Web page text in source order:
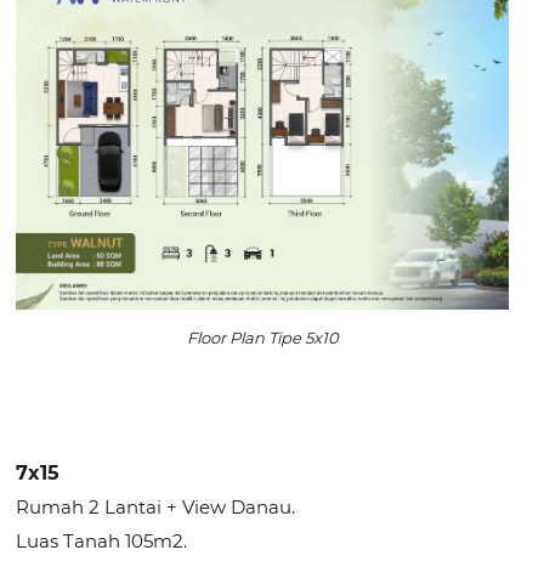
Floor Plan Tipe 5x10
7x15
Rumah 2 Lantai + View Danau.
Luas Tanah 105m2.